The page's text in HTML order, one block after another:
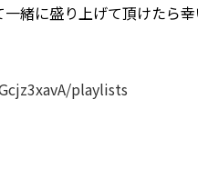
緒に盛り上げて頂けたら
playlists